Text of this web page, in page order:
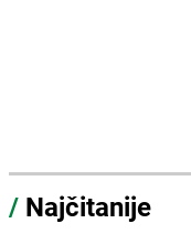
/ Najčitanije